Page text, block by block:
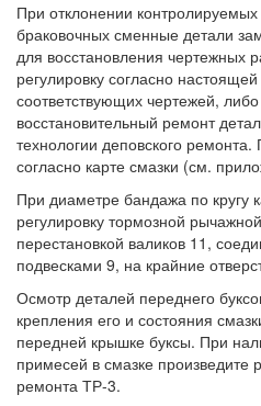
При отклонении
браковочных сменные детали
для восстановления чертежных
регулировку согласно
соответствующих чертежей,
восстановительный ремонт
технологии деповского ремонта.
согласно карте смазки (см.
При диаметре бандажа по кругу
регулировку тормозной
перестановкой валиков 11,
подвесками 9, на крайние
Осмотр деталей переднего
крепления его и состояния
передней крышке буксы. При
примесей в смазке произведите
ремонта ТР-3.